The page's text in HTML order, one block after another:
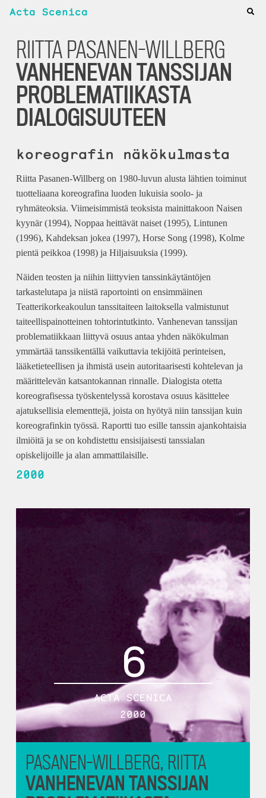
Acta Scenica
RIITTA PASANEN-WILLBERG
VANHENEVAN TANSSIJAN
PROBLEMATIIKASTA
DIALOGISUUTEEN
koreografin näkökulmasta
Riitta Pasanen-Willberg on 1980-luvun alusta lähtien toiminut
tuotteliaana koreografina luoden lukuisia soolo- ja
ryhmäteoksia. Viimeisimmistä teoksista mainittakoon Naisen
kyynär (1994), Noppaa heittävät naiset (1995), Lintunen
(1996), Kahdeksan jokea (1997), Horse Song (1998), Kolme
pientä peikkoa (1998) ja Hiljaisuuksia (1999).
Näiden teosten ja niihin liittyvien tanssinkäytäntöjen
tarkastelutapa ja niistä raportointi on ensimmäinen
Teatterikorkeakoulun tanssitaiteen laitoksella valmistunut
taiteellispainotteinen tohtorintutkinto. Vanhenevan tanssijan
problematiikkaan liittyvä osuus antaa yhden näkökulman
ymmärtää tanssikentällä vaikuttavia tekijöitä perinteisen,
lääketieteellisen ja ihmistä usein autoritaarisesti kohtelevan ja
määrittelevän katsantokannan rinnalle. Dialogista otetta
koreografisessa työskentelyssä korostava osuus käsittelee
ajatuksellisia elementtejä, joista on hyötyä niin tanssijan kuin
koreografinkin työssä. Raportti tuo esille tanssin ajankohtaisia
ilmiöitä ja se on kohdistettu ensisijaisesti tanssialan
opiskelijoille ja alan ammattilaisille.
2000
6
ACTA SCENICA
2000
PASANEN-WILLBERG, RIITTA
VANHENEVAN TANSSIJAN